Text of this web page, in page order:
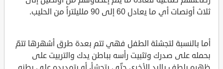
ثلاث أونصات أي ما يعادل 60 إلى 90 ملليلتراً من الحليب.
أما بالنسبة لتجشئة الطفل فهي تتم بعدة طرق أشهرها تتمّ
بحمله على صدرك وتثبيت رأسه بباطن يدك والتربيت على